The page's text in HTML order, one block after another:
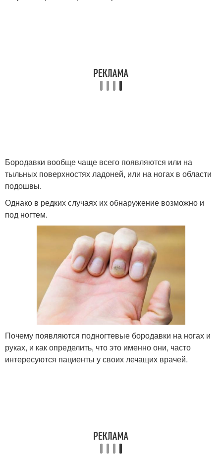
Бородавки вообще чаще всего появляются или на
тыльных поверхностях ладоней, или на ногах в области
подошвы.
Однако в редких случаях их обнаружение возможно и
под ногтем.
Почему появляются подногтевые бородавки на ногах и
руках, и как определить, что это именно они, часто
интересуются пациенты у своих лечащих врачей.